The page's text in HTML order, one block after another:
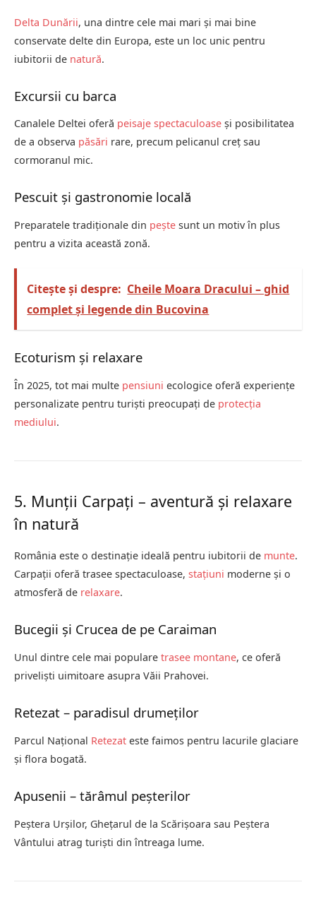
Delta Dunării, una dintre cele mai mari și mai bine
conservate delte din Europa, este un loc unic pentru
iubitorii de natură.
Excursii cu barca
Canalele Deltei oferă peisaje spectaculoase și posibilitatea
de a observa păsări rare, precum pelicanul creț sau
cormoranul mic.
Pescuit și gastronomie locală
Preparatele tradiționale din pește sunt un motiv în plus
pentru a vizita această zonă.
Citește și despre: Cheile Moara Dracului – ghid
complet și legende din Bucovina
Ecoturism și relaxare
În 2025, tot mai multe pensiuni ecologice oferă experiențe
personalizate pentru turiști preocupați de protecția
mediului.
5. Munții Carpați – aventură și relaxare
în natură
România este o destinație ideală pentru iubitorii de munte.
Carpații oferă trasee spectaculoase, stațiuni moderne și o
atmosferă de relaxare.
Bucegii și Crucea de pe Caraiman
Unul dintre cele mai populare trasee montane, ce oferă
priveliști uimitoare asupra Văii Prahovei.
Retezat – paradisul drumeților
Parcul Național Retezat este faimos pentru lacurile glaciare
și flora bogată.
Apusenii – tărâmul peșterilor
Peștera Urșilor, Ghețarul de la Scărișoara sau Peștera
Vântului atrag turiști din întreaga lume.